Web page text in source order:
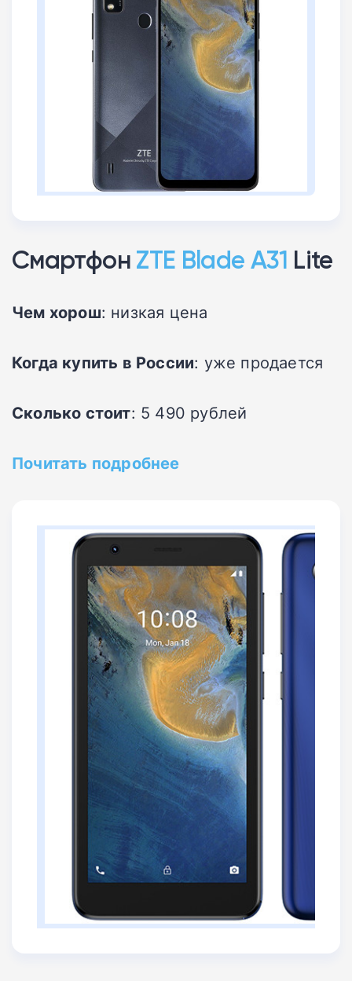
Смартфон ZTE Blade A31 Lite
Чем хорош: низкая цена
Когда купить в России: уже продается
Сколько стоит: 5 490 рублей
Почитать подробнее